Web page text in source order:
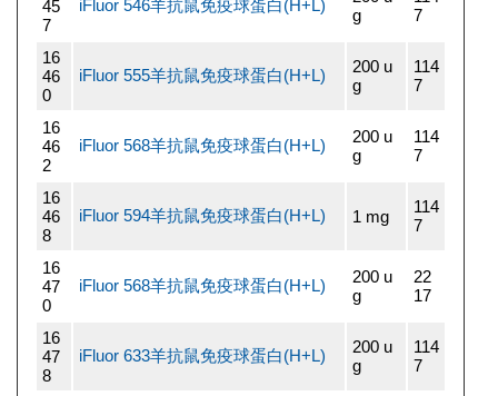
45
7
iFluor 546羊抗鼠免疫球蛋白(H+L)
g
7
16
46
0
iFluor 555羊抗鼠免疫球蛋白(H+L)
200 u
g
114
7
16
46
2
iFluor 568羊抗鼠免疫球蛋白(H+L)
200 u
g
114
7
16
46
8
iFluor 594羊抗鼠免疫球蛋白(H+L) 1 mg
114
7
16
47
0
iFluor 568羊抗鼠免疫球蛋白(H+L)
200 u
g
22
17
16
47
8
iFluor 633羊抗鼠免疫球蛋白(H+L)
200 u
g
114
7